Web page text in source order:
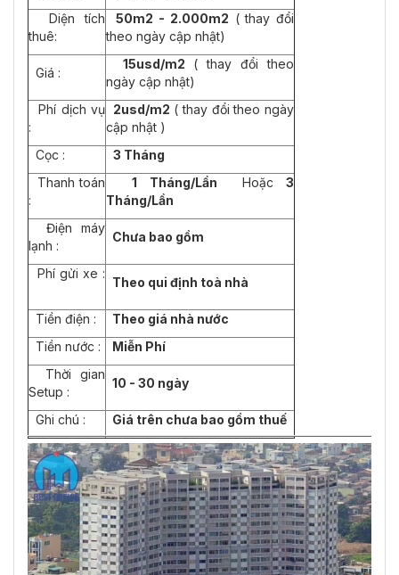
Diện tích
thuê:
50m2 - 2.000m2 ( thay đổi
theo ngày cập nhật)
Giá :
15usd/m2 ( thay đổi theo
ngày cập nhật)
Phí dịch vụ
:
2usd/m2 ( thay đổi theo ngày
cập nhật )
Cọc :
3 Tháng
Thanh toán
:
1 Tháng/Lần Hoặc 3
Tháng/Lần
Điện máy
lạnh :
Chưa bao gồm
Phí gửi xe :
Theo qui định toà nhà
Tiền điện :
Theo giá nhà nước
Tiền nước :
Miễn Phí
Thời gian
Setup :
10 - 30 ngày
Ghi chú : Giá trên chưa bao gồm thuế